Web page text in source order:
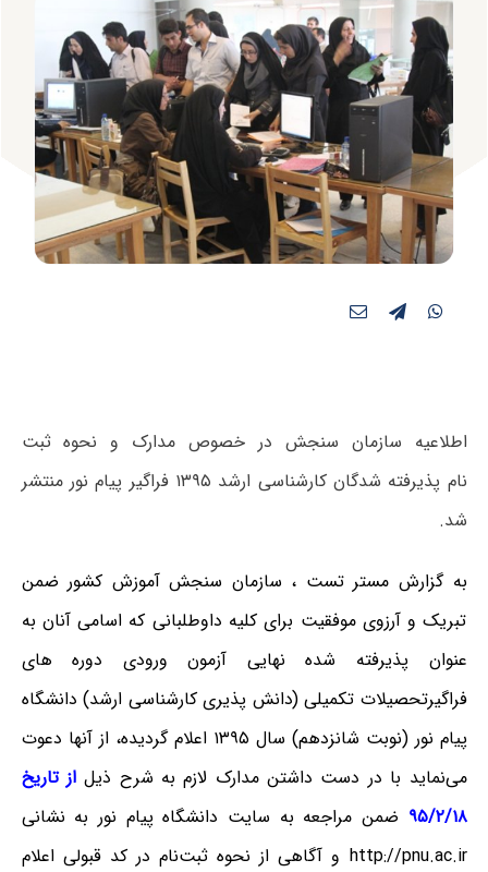
اطلاعیه سازمان سنجش در خصوص مدارک و نحوه ثبت
نام پذیرفته شدگان کارشناسی ارشد ۱۳۹۵ فراگیر پیام نور منتشر
شد.
به گزارش مستر تست ، سازمان سنجش آموزش کشور ضمن
تبریک و آرزوی موفقیت برای کلیه داوطلبانی که اسامی آنان به
عنوان پذیرفته شده نهایی آزمون ورودی دوره های
فراگیرتحصیلات تکمیلی (دانش پذیری کارشناسی ارشد) دانشگاه
پیام نور (نوبت شانزدهم) سال ۱۳۹۵ اعلام گردیده، از آنها دعوت
می‌نماید با در دست داشتن مدارک لازم به شرح ذیلاز تاریخ
۹۵/۲/۱۸ ضمن مراجعه به سایت دانشگاه پیام نور به نشانی
http://pnu.ac.ir و آگاهی از نحوه ثبت‌نام در کد قبولی اعلام